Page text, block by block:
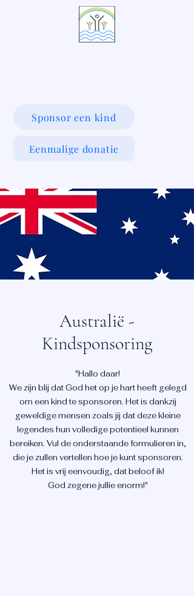
Sponsor een kind
Eenmalige donatie
Australië -
Kindsponsoring
"Hallo daar!
We zijn blij dat God het op je hart heeft gelegd
om een kind te sponsoren. Het is dankzij
geweldige mensen zoals jij dat deze kleine
legendes hun volledige potentieel kunnen
bereiken. Vul de onderstaande formulieren in,
die je zullen vertellen hoe je kunt sponsoren.
Het is vrij eenvoudig, dat beloof ik!
God zegene jullie enorm!"